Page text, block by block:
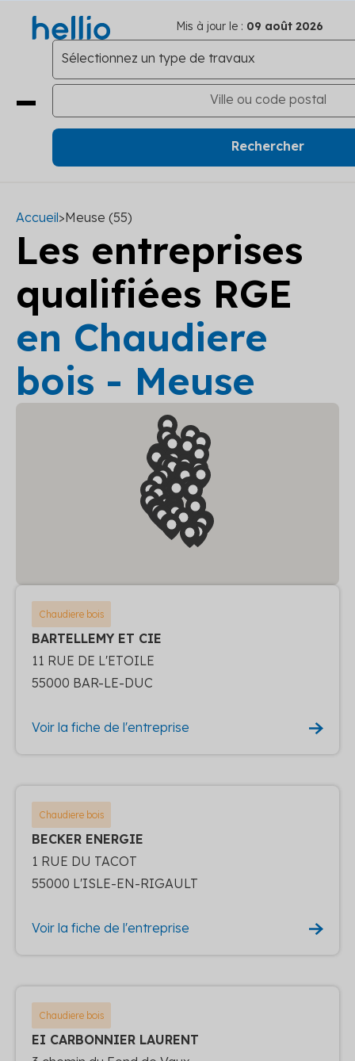
Mis à jour le : 09 août 2026
Accueil>Meuse (55)
Les entreprises
qualifiées RGE
en Chaudiere
bois - Meuse
Chaudiere bois
BARTELLEMY ET CIE
11 RUE DE L'ETOILE
55000 BAR-LE-DUC
Voir la fiche de l'entreprise
Chaudiere bois
BECKER ENERGIE
1 RUE DU TACOT
55000 L'ISLE-EN-RIGAULT
Voir la fiche de l'entreprise
Chaudiere bois
EI CARBONNIER LAURENT